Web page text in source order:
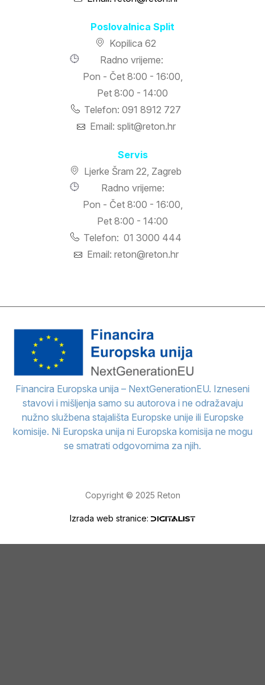
Poslovalnica Split
Kopilica 62
Radno vrijeme:
Pon - Čet 8:00 - 16:00,
Pet 8:00 - 14:00
Telefon: 091 8912 727
Email: split@reton.hr
Servis
Ljerke Šram 22, Zagreb
Radno vrijeme:
Pon - Čet 8:00 - 16:00,
Pet 8:00 - 14:00
Telefon: 01 3000 444
Email: reton@reton.hr
Financira Europska unija – NextGenerationEU. Izneseni
stavovi i mišljenja samo su autorova i ne odražavaju
nužno službena stajališta Europske unije ili Europske
komisije. Ni Europska unija ni Europska komisija ne mogu
se smatrati odgovornima za njih.
Copyright © 2025 Reton
Izrada web stranice: